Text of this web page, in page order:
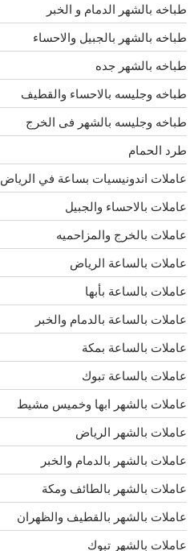
طباخه بالشهر الدمام و الخبر
طباخه بالشهر بالجبيل والاحساء
طباخه بالشهر جده
طباخه وجليسه بالاحساء والقطيف
طباخه وجليسه بالشهر فى الخرج
طرد الحمام
عاملات اندونيسيات بساعة في الرياض
عاملات بالاحساء والجبيل
عاملات بالخرج والمزاحميه
عاملات بالساعة الرياض
عاملات بالساعة بأبها
عاملات بالساعة بالدمام والخبر
عاملات بالساعة بمكة
عاملات بالساعة تبوك
عاملات بالشهر ابها وخميس مشيط
عاملات بالشهر الرياض
عاملات بالشهر بالدمام والخبر
عاملات بالشهر بالطائف ومكة
عاملات بالشهر بالقطيف والظهران
عاملات بالشهر تبوك